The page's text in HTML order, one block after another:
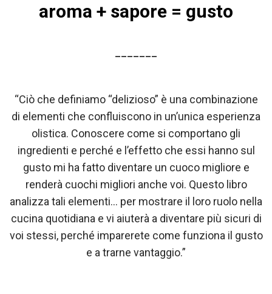
aroma + sapore = gusto
“Ciò che definiamo “delizioso” è una combinazione
di elementi che confluiscono in un’unica esperienza
olistica. Conoscere come si comportano gli
ingredienti e perché e l’effetto che essi hanno sul
gusto mi ha fatto diventare un cuoco migliore e
renderà cuochi migliori anche voi. Questo libro
analizza tali elementi… per mostrare il loro ruolo nella
cucina quotidiana e vi aiuterà a diventare più sicuri di
voi stessi, perché imparerete come funziona il gusto
e a trarne vantaggio.”